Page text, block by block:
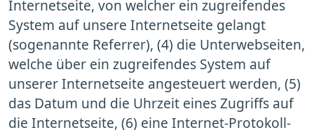
Internetseite, von welcher ein zugreifendes
System auf unsere Internetseite gelangt
(sogenannte Referrer), (4) die Unterwebseiten,
welche über ein zugreifendes System auf
unserer Internetseite angesteuert werden, (5)
das Datum und die Uhrzeit eines Zugriffs auf
die Internetseite, (6) eine Internet-Protokoll-